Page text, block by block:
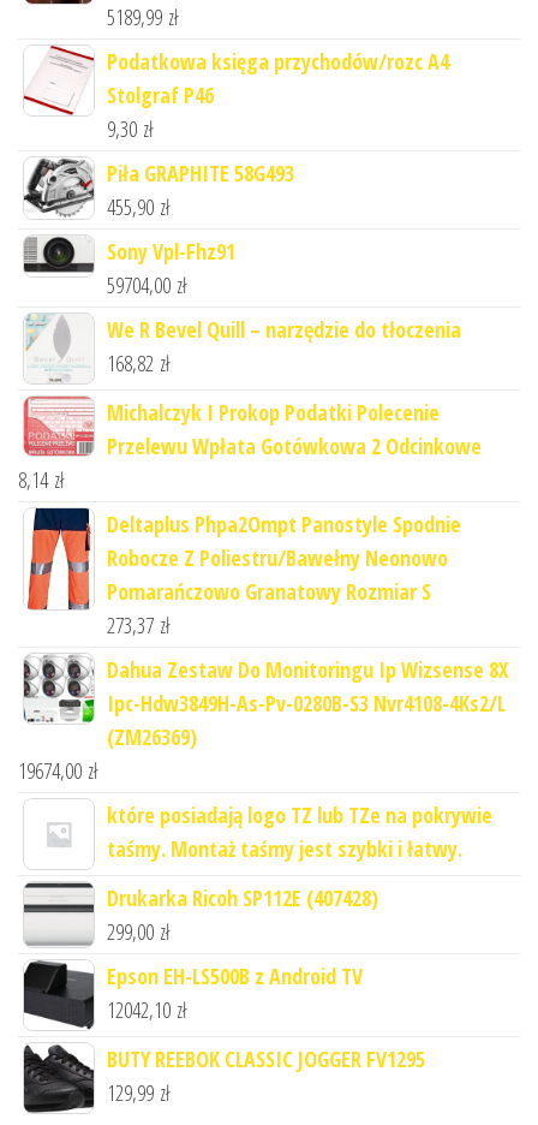
5189,99 zł
Podatkowa księga przychodów/rozc A4
Stolgraf P46
9,30 zł
Piła GRAPHITE 58G493
455,90 zł
Sony Vpl-Fhz91
59704,00 zł
We R Bevel Quill – narzędzie do tłoczenia
168,82 zł
Michalczyk I Prokop Podatki Polecenie
Przelewu Wpłata Gotówkowa 2 Odcinkowe
8,14 zł
Deltaplus Phpa2Ompt Panostyle Spodnie
Robocze Z Poliestru/Bawełny Neonowo
Pomarańczowo Granatowy Rozmiar S
273,37 zł
Dahua Zestaw Do Monitoringu Ip Wizsense 8X
Ipc-Hdw3849H-As-Pv-0280B-S3 Nvr4108-4Ks2/L
(ZM26369)
19674,00 zł
które posiadają logo TZ lub TZe na pokrywie
taśmy. Montaż taśmy jest szybki i łatwy.
Drukarka Ricoh SP112E (407428)
299,00 zł
Epson EH-LS500B z Android TV
12042,10 zł
BUTY REEBOK CLASSIC JOGGER FV1295
129,99 zł